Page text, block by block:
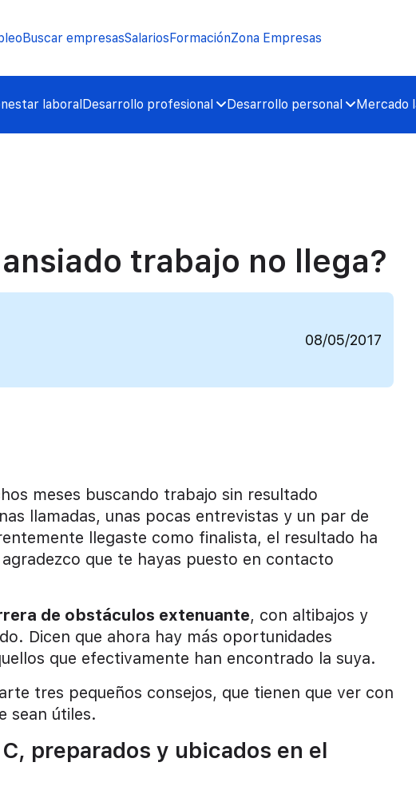
Buscar empresasSalariosFormaciónZona Empresas
laboralDesarrollo profesional Desarrollo personal Mercado
trabajo no llega?
08/05/2017
meses buscando trabajo sin resultado
llamadas, unas pocas entrevistas y un par de
llegaste como finalista, el resultado ha
que te hayas puesto en contacto
de obstáculos extenuante, con altibajos y
Dicen que ahora hay más oportunidades
que efectivamente han encontrado la suya.
tres pequeños consejos, que tienen que ver con
sean útiles.
preparados y ubicados en el